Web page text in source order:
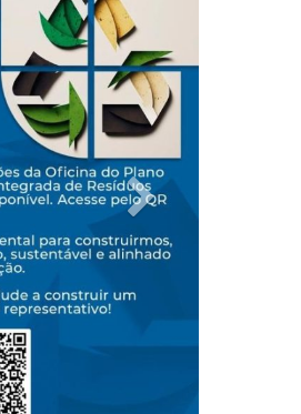
Next